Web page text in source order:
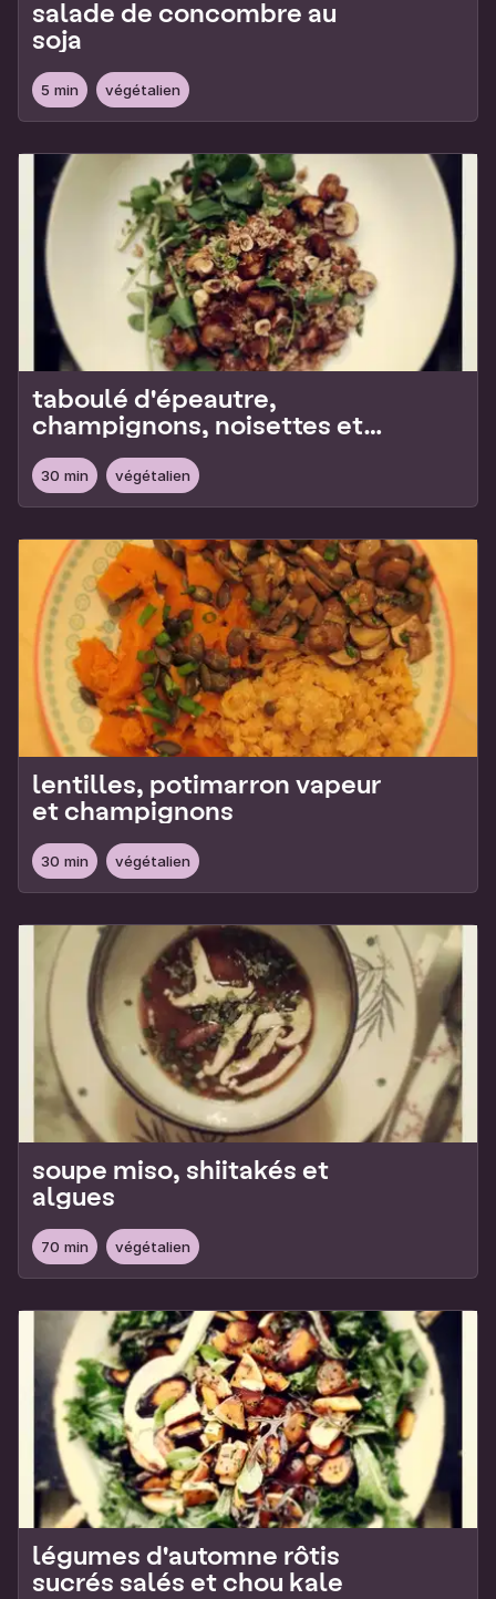
salade de concombre au
soja
5 min végétalien
taboulé d'épeautre,
champignons, noisettes et
cresson
30 min végétalien
lentilles, potimarron vapeur
et champignons
30 min végétalien
soupe miso, shiitakés et
algues
70 min végétalien
légumes d'automne rôtis
sucrés salés et chou kale